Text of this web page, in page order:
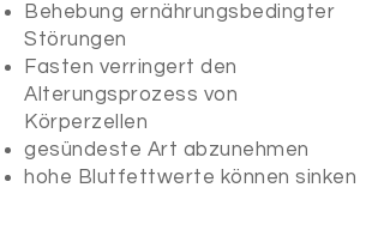
Behebung ernährungsbedingter
Störungen
Fasten verringert den
Alterungsprozess von
Körperzellen
gesündeste Art abzunehmen
hohe Blutfettwerte können sinken